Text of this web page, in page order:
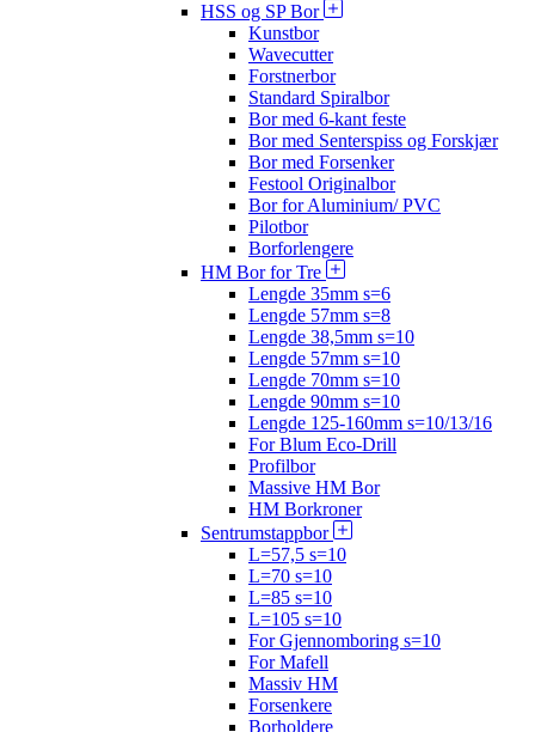
HSS og SP Bor
Kunstbor
Wavecutter
Forstnerbor
Standard Spiralbor
Bor med 6-kant feste
Bor med Senterspiss og Forskjær
Bor med Forsenker
Festool Originalbor
Bor for Aluminium/ PVC
Pilotbor
Borforlengere
HM Bor for Tre
Lengde 35mm s=6
Lengde 57mm s=8
Lengde 38,5mm s=10
Lengde 57mm s=10
Lengde 70mm s=10
Lengde 90mm s=10
Lengde 125-160mm s=10/13/16
For Blum Eco-Drill
Profilbor
Massive HM Bor
HM Borkroner
Sentrumstappbor
L=57,5 s=10
L=70 s=10
L=85 s=10
L=105 s=10
For Gjennomboring s=10
For Mafell
Massiv HM
Forsenkere
Borholdere